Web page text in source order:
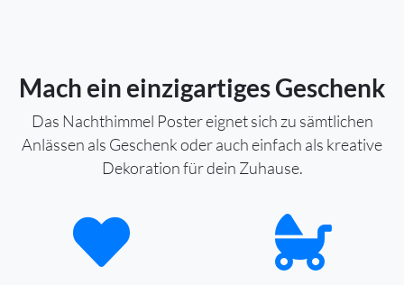
Mach ein einzigartiges Geschenk
Das Nachthimmel Poster eignet sich zu sämtlichen
Anlässen als Geschenk oder auch einfach als kreative
Dekoration für dein Zuhause.